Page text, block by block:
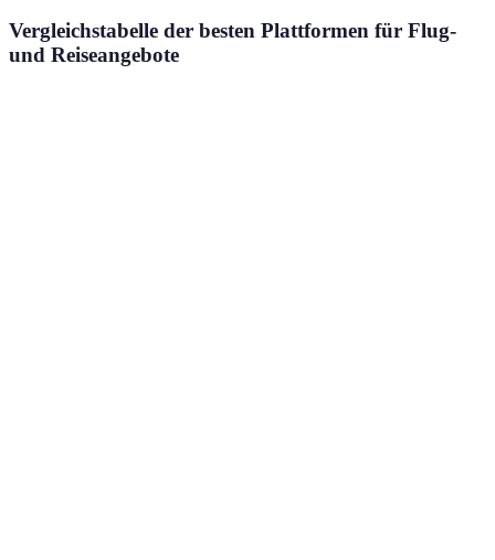
Vergleichstabelle der besten Plattformen für Flug-
und Reiseangebote